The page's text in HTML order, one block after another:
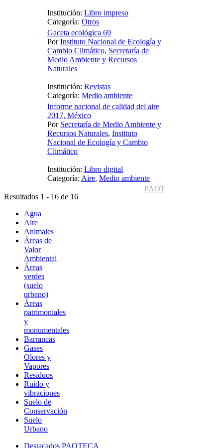
Institución: Libro impreso
Categoría: Otros
Gaceta ecológica 69
PorInstituto Nacional de Ecología y
Cambio Climático, Secretaría de
Medio Ambiente y Recursos
Naturales
Institución: Revistas
Categoría: Medio ambiente
Informe nacional de calidad del aire
2017, México
Por Secretaría de Medio Ambiente y
Recursos Naturales, Instituto
Nacional de Ecología y Cambio
Climático
Institución: Libro digital
Categoría: Aire, Medio ambiente
PAOT
Resultados 1 - 16 de 16
Agua
Aire
Animales
Áreas de
Valor
Ambiental
Áreas
verdes
(suelo
urbano)
Áreas
patrimoniales
y
monumentales
Barrancas
Gases
Olores y
Vapores
Residuos
Ruido y
vibraciones
Suelo de
Conservación
Suelo
Urbano
Destacados PAOTECA